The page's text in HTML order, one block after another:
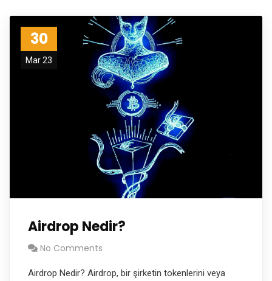
30
Mar 23
Airdrop Nedir?
No Comments
Airdrop Nedir? Airdrop, bir şirketin tokenlerini veya